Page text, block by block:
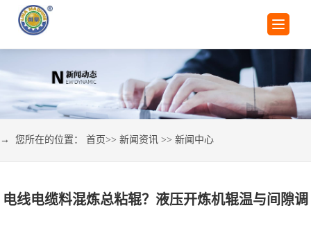
→ 您所在的位置： 首页>> 新闻资讯 >> 新闻中心
电线电缆料混炼总粘辊？液压开炼机辊温与间隙调